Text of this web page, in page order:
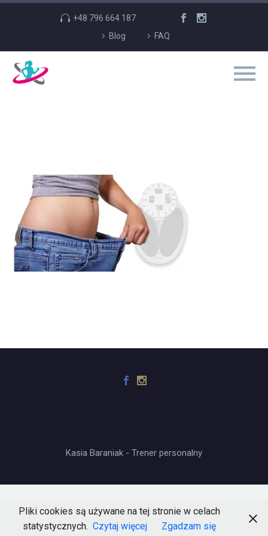
+48 796 664 187
Blog
FAQ
Kasia Baraniak - Trener personalny
Pliki cookies są używane na tej stronie w celach
statystycznych. Czytaj więcej Zgadzam się